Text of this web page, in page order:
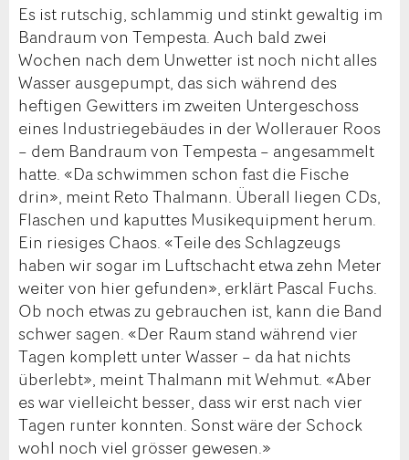
Es ist rutschig, schlammig und stinkt gewaltig im
Bandraum von Tempesta. Auch bald zwei
Wochen nach dem Unwetter ist noch nicht alles
Wasser ausgepumpt, das sich während des
heftigen Gewitters im zweiten Untergeschoss
eines Industriegebäudes in der Wollerauer Roos
– dem Bandraum von Tempesta – angesammelt
hatte. «Da schwimmen schon fast die Fische
drin», meint Reto Thalmann. Überall liegen CDs,
Flaschen und kaputtes Musikequipment herum.
Ein riesiges Chaos. «Teile des Schlagzeugs
haben wir sogar im Luftschacht etwa zehn Meter
weiter von hier gefunden», erklärt Pascal Fuchs.
Ob noch etwas zu gebrauchen ist, kann die Band
schwer sagen. «Der Raum stand während vier
Tagen komplett unter Wasser – da hat nichts
überlebt», meint Thalmann mit Wehmut. «Aber
es war vielleicht besser, dass wir erst nach vier
Tagen runter konnten. Sonst wäre der Schock
wohl noch viel grösser gewesen.»